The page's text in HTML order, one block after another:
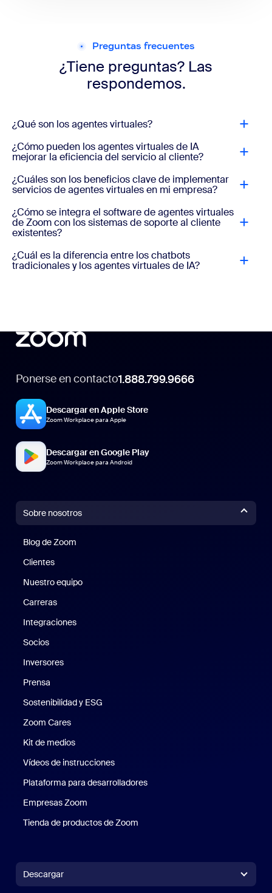
Preguntas frecuentes
¿Tiene preguntas? Las
respondemos.
¿Qué son los agentes virtuales?
¿Cómo pueden los agentes virtuales de IA
mejorar la eficiencia del servicio al cliente?
¿Cuáles son los beneficios clave de implementar
servicios de agentes virtuales en mi empresa?
¿Cómo se integra el software de agentes virtuales
de Zoom con los sistemas de soporte al cliente
existentes?
¿Cuál es la diferencia entre los chatbots
tradicionales y los agentes virtuales de IA?
Ponerse en contacto1.888.799.9666
Descargar en Apple Store
Zoom Workplace para Apple
Descargar en Google Play
Zoom Workplace para Android
Sobre nosotros
Blog de Zoom
Clientes
Nuestro equipo
Carreras
Integraciones
Socios
Inversores
Prensa
Sostenibilidad y ESG
Zoom Cares
Kit de medios
Vídeos de instrucciones
Plataforma para desarrolladores
Empresas Zoom
Tienda de productos de Zoom
Descargar